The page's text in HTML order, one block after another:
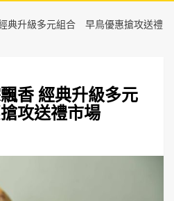
典升級多元組合 早鳥優惠搶攻送禮
香 經典升級多元
攻送禮市場